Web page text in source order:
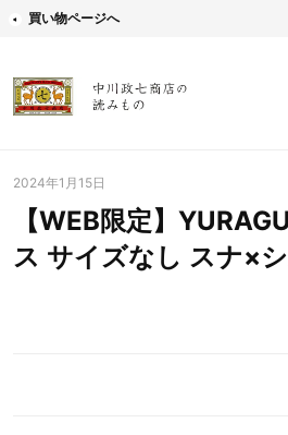
買い物ページへ
2024年1月15日
【WEB限定】
ス サイズなし スナ×